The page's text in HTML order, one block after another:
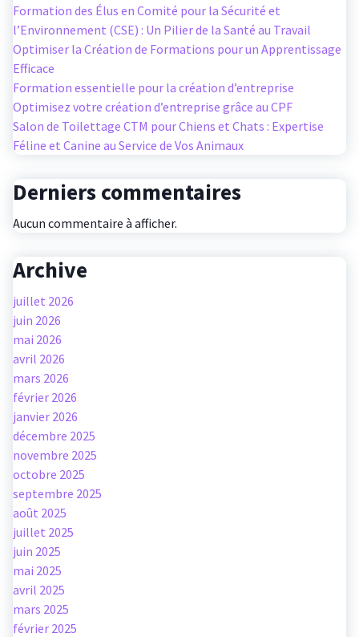
Formation des Élus en Comité pour la Sécurité et
l’Environnement (CSE) : Un Pilier de la Santé au Travail
Optimiser la Création de Formations pour un Apprentissage
Efficace
Formation essentielle pour la création d’entreprise
Optimisez votre création d’entreprise grâce au CPF
Salon de Toilettage CTM pour Chiens et Chats : Expertise
Féline et Canine au Service de Vos Animaux
Derniers commentaires
Aucun commentaire à afficher.
Archive
juillet 2026
juin 2026
mai 2026
avril 2026
mars 2026
février 2026
janvier 2026
décembre 2025
novembre 2025
octobre 2025
septembre 2025
août 2025
juillet 2025
juin 2025
mai 2025
avril 2025
mars 2025
février 2025